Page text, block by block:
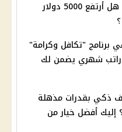
المصري بالبنوك .. هل أرتفع 5000 دولار
برنامج "تكافل وكرامة"
شهري يضمن لك
ذكي بقدرات مذهلة
إليك أفضل خيار من